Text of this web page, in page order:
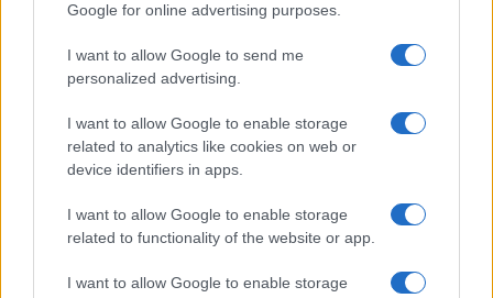
Google for online advertising purposes.
I want to allow Google to send me
personalized advertising.
I want to allow Google to enable storage
related to analytics like cookies on web or
device identifiers in apps.
I want to allow Google to enable storage
related to functionality of the website or app.
I want to allow Google to enable storage
MILANOCORTINA26 (I LUOGHI)